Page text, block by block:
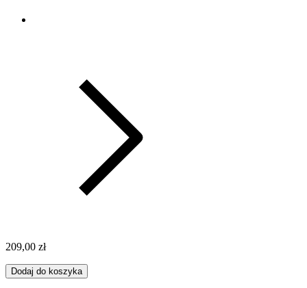
209,00 zł
Dodaj do koszyka